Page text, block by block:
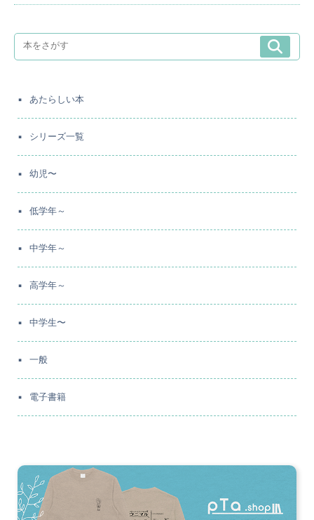
あたらしい本
シリーズ一覧
幼児〜
低学年～
中学年～
高学年～
中学生〜
一般
電子書籍